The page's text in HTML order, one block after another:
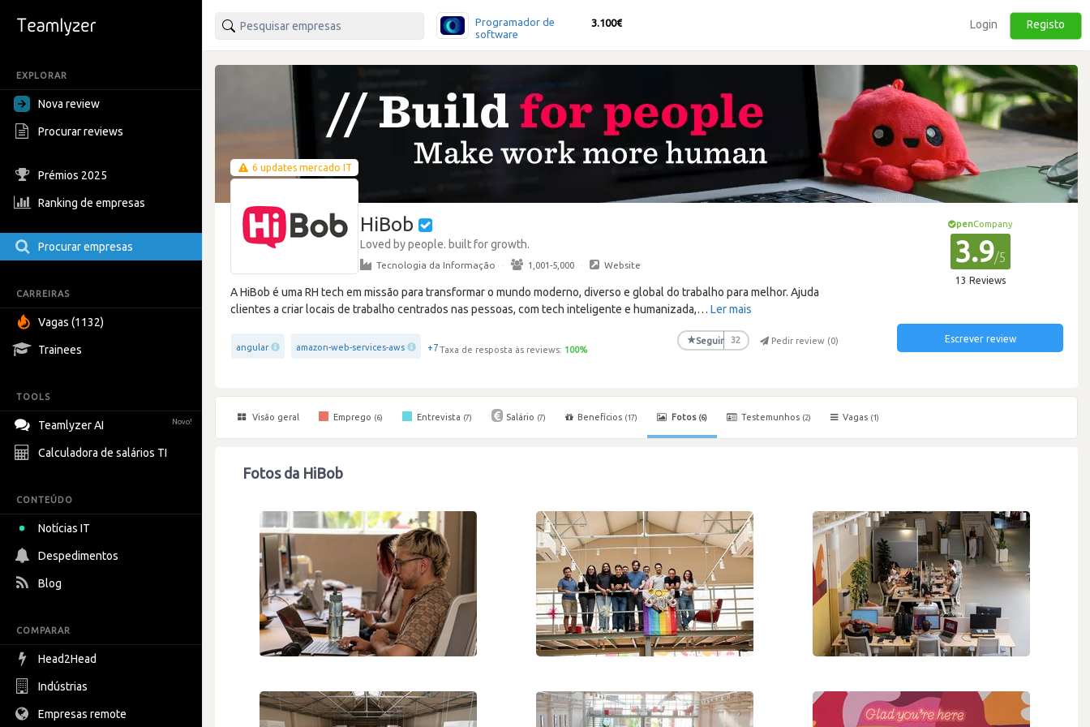
EXPLORAR
Nova review
Procurar reviews
Prémios 2025
Ranking de empresas
Procurar empresas
CARREIRAS
Vagas (1132)
Trainees
TOOLS
Teamlyzer AI Novo!
Calculadora de salários TI
CONTEÚDO
Notícias IT
Despedimentos
Blog
COMPARAR
Head2Head
Indústrias
Empresas remote
Programador de
software
3.100€ Login Registo
6 updates mercado IT
HiBob
Loved by people. built for growth.
Tecnologia da Informação · 1,001-5,000 · Website
A HiBob é uma RH tech em missão para transformar o mundo moderno, diverso e global do trabalho para melhor. Ajuda
clientes a criar locais de trabalho centrados nas pessoas, com tech inteligente e humanizada,… Ler mais
angular amazon-web-services-aws +7Taxa de resposta às reviews: 100%
★Seguir 32 Pedir review (0)
penCompany
3.9/5
13 Reviews
Escrever review
Visão geral Emprego (6) Entrevista (7) Salário (7) Benefícios (17) Fotos (6) Testemunhos (2) Vagas (1)
Fotos da HiBob